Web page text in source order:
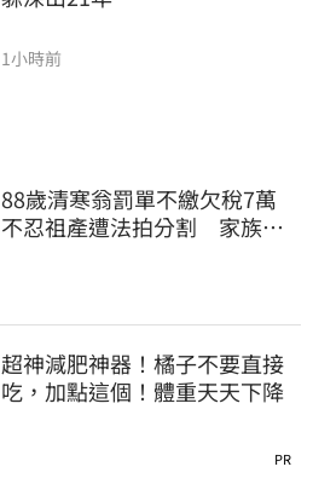
1小時前
88歲清寒翁罰單不繳欠稅7萬
不忍祖產遭法拍分割 家族按
超神減肥神器！橘子不要直接
吃，加點這個！體重天天下降
PR